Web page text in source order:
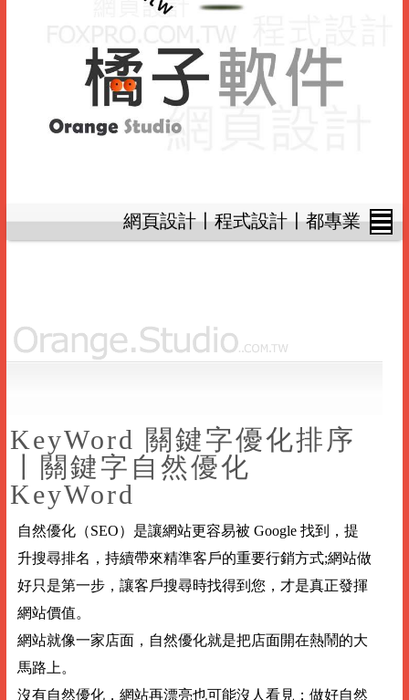
網頁設計〡程式設計〡都專業
KeyWord 關鍵字優化排序
〡關鍵字自然優化
KeyWord
自然優化（SEO）是讓網站更容易被 Google 找到，提
升搜尋排名，持續帶來精準客戶的重要行銷方式;網站做
好只是第一步，讓客戶搜尋時找得到您，才是真正發揮
網站價值。
網站就像一家店面，自然優化就是把店面開在熱鬧的大
馬路上。
沒有自然優化，網站再漂亮也可能沒人看見；做好自然